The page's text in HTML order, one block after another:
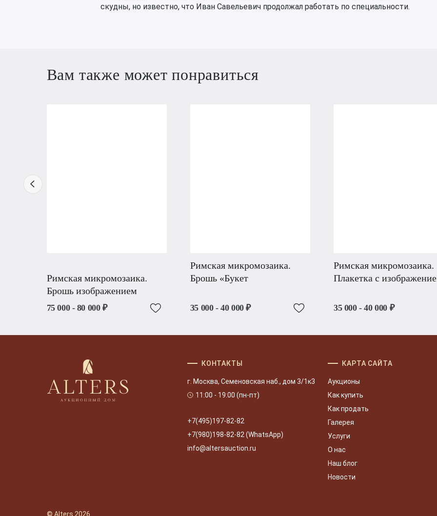
скудны, но известно, что Иван Савельевич продолжал работать по специальности.
Вам также может понравиться
Римская микромозаика.
Брошь изображением
75 000 - 80 000 ₽
Римская микромозаика.
Брошь «Букет
35 000 - 40 000 ₽
Римская микромозаика.
Плакетка с
35 000 - 40 000 ₽
© Alters 2026
КОНТАКТЫ
г. Москва, Семеновская наб., дом 3/1к3
11:00 - 19:00 (пн-пт)
+7(495)197-82-82
+7(980)198-82-82 (WhatsApp)
info@altersauction.ru
КАРТА САЙТА
Аукционы
Как купить
Как продать
Галерея
Услуги
О нас
Наш блог
Новости